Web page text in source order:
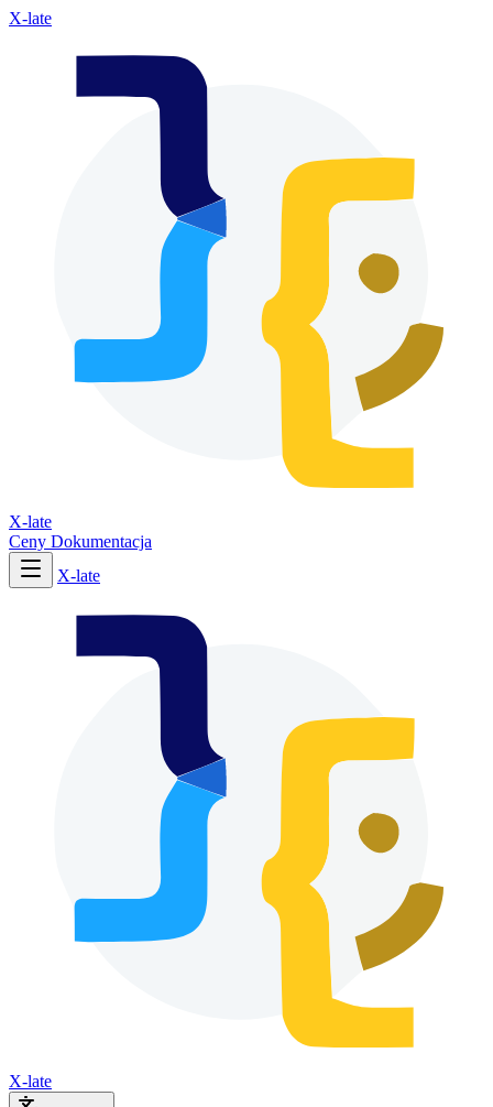
X-late
X-late
Ceny Dokumentacja
X-late
X-late